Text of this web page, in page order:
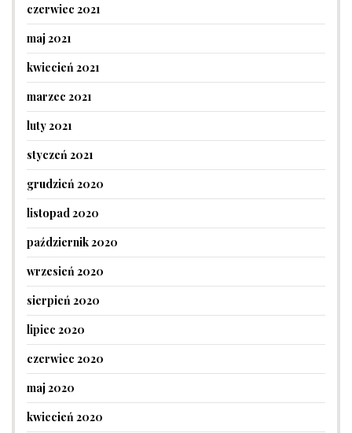
czerwiec 2021
maj 2021
kwiecień 2021
marzec 2021
luty 2021
styczeń 2021
grudzień 2020
listopad 2020
październik 2020
wrzesień 2020
sierpień 2020
lipiec 2020
czerwiec 2020
maj 2020
kwiecień 2020